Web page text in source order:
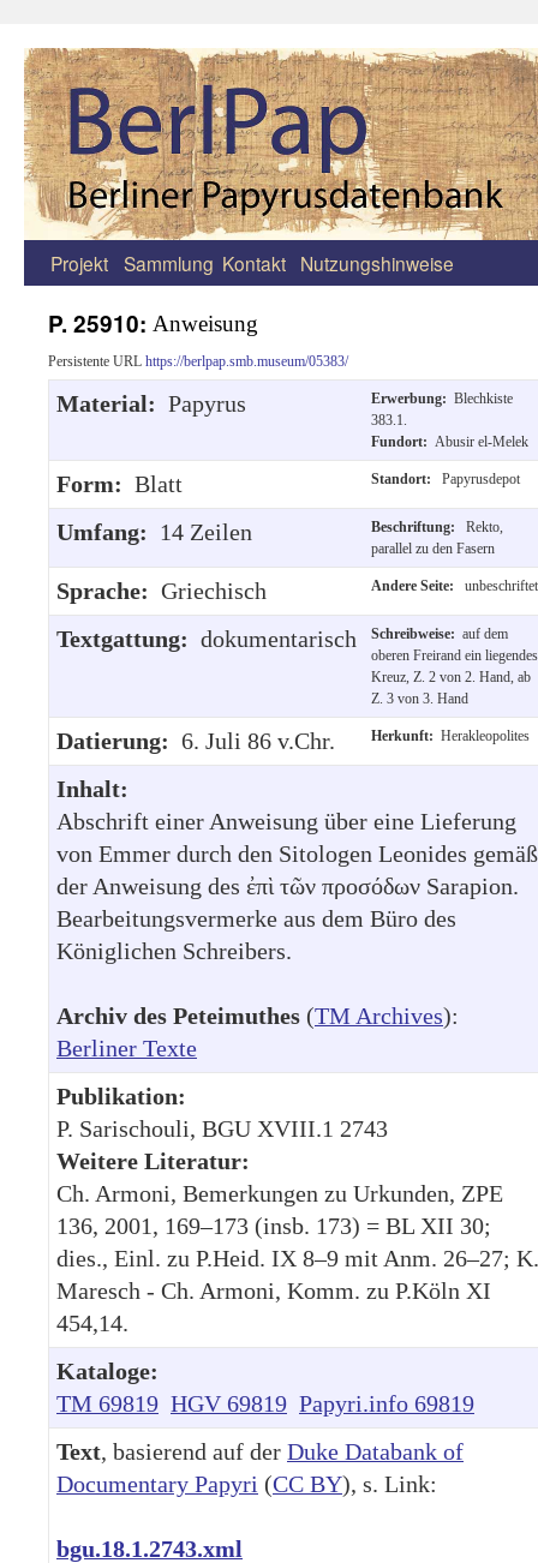
Zum
springen
Projekt Sammlung Kontakt Nutzungshinweise
P. 25910: Anweisung
Persistente URL https://berlpap.smb.museum/05383/
Material: Papyrus Erwerbung: Blechkiste
383.1.
Fundort: Abusir el-Melek
Form: Blatt Standort: Papyrusdepot
Umfang: 14 Zeilen Beschriftung:
Rekto,
parallel zu den Fasern
Sprache: Griechisch Andere Seite: unbeschriftet
Textgattung: dokumentarisch Schreibweise: auf dem
oberen Freirand ein liegendes
Kreuz, Z. 2 von 2. Hand, ab
Z. 3 von 3. Hand
Datierung: 6. Juli 86 v.Chr. Herkunft: Herakleopolites
Inhalt:
Abschrift einer Anweisung über eine Lieferung
von Emmer durch den Sitologen Leonides gemäß
der Anweisung des ἐπὶ τῶν προσόδων Sarapion.
Bearbeitungsvermerke aus dem Büro des
Königlichen Schreibers.
Archiv des Peteimuthes (TM Archives):
Berliner Texte
Publikation:
P. Sarischouli, BGU XVIII.1 2743
Weitere Literatur:
Ch. Armoni, Bemerkungen zu Urkunden, ZPE
136, 2001, 169–173 (insb. 173) = BL XII 30;
dies., Einl. zu P.Heid. IX 8–9 mit Anm. 26–27; K.
Maresch - Ch. Armoni, Komm. zu P.Köln XI
454,14.
Kataloge:
TM 69819 HGV 69819 Papyri.info 69819
Text, basierend auf der Duke Databank of
Documentary Papyri (CC BY), s. Link:
bgu.18.1.2743.xml